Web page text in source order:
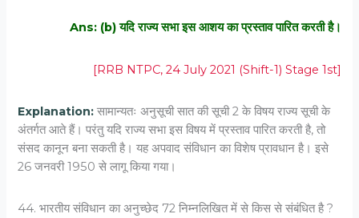
Ans: (b) यदि राज्य सभा इस आशय का प्रस्ताव पारित करती है।
[RRB NTPC, 24 July 2021 (Shift-1) Stage 1st]
Explanation: सामान्यतः अनुसूची सात की सूची 2 के विषय राज्य सूची के
अंतर्गत आते हैं। परंतु यदि राज्य सभा इस विषय में प्रस्ताव पारित करती है, तो
संसद कानून बना सकती है। यह अपवाद संविधान का विशेष प्रावधान है। इसे
26 जनवरी 1950 से लागू किया गया।
44. भारतीय संविधान का अनुच्छेद 72 निम्नलिखित में से किस से संबंधित है ?